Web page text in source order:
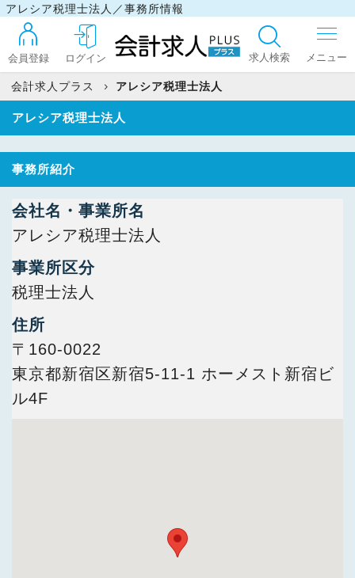
アレシア税理士法人／事務所情報
会員登録 ログイン 求人検索
最近見た求人
マイリスト
今すぐ会員登録
会計求人プラス アレシア税理士法人
アレシア税理士法人
事務所紹介
会社名・事業所名
アレシア税理士法人
事業所区分
税理士法人
住所
〒160-0022
東京都新宿区新宿5-11-1 ホーメスト新宿ビ
ル4F